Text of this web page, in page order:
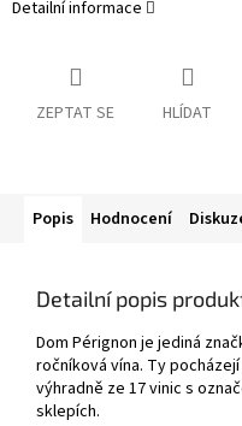
Detailní informace
ZEPTAT SE HLÍDAT
Popis Hodnocení
Detailní popis
Dom Pérignon je jediná
ročníková vína. Ty
výhradně ze 17 vinic s
sklepích.